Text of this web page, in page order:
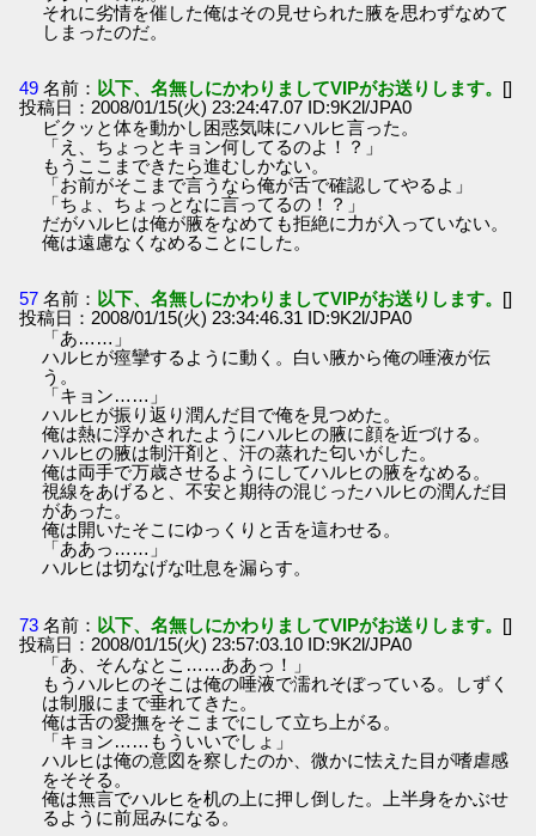
それに劣情を催した俺はその見せられた腋を思わずなめて
しまったのだ。
49 名前： 以下、名無しにかわりましてVIPがお送りします。 []
投稿日：2008/01/15(火) 23:24:47.07 ID:9K2l/JPA0
ビクッと体を動かし困惑気味にハルヒ言った。
「え、ちょっとキョン何してるのよ！？」
もうここまできたら進むしかない。
「お前がそこまで言うなら俺が舌で確認してやるよ」
「ちょ、ちょっとなに言ってるの！？」
だがハルヒは俺が腋をなめても拒絶に力が入っていない。
俺は遠慮なくなめることにした。
57 名前： 以下、名無しにかわりましてVIPがお送りします。 []
投稿日：2008/01/15(火) 23:34:46.31 ID:9K2l/JPA0
「あ……」
ハルヒが痙攣するように動く。白い腋から俺の唾液が伝
う。
「キョン……」
ハルヒが振り返り潤んだ目で俺を見つめた。
俺は熱に浮かされたようにハルヒの腋に顔を近づける。
ハルヒの腋は制汗剤と、汗の蒸れた匂いがした。
俺は両手で万歳させるようにしてハルヒの腋をなめる。
視線をあげると、不安と期待の混じったハルヒの潤んだ目
があった。
俺は開いたそこにゆっくりと舌を這わせる。
「ああっ……」
ハルヒは切なげな吐息を漏らす。
73 名前： 以下、名無しにかわりましてVIPがお送りします。 []
投稿日：2008/01/15(火) 23:57:03.10 ID:9K2l/JPA0
「あ、そんなとこ……ああっ！」
もうハルヒのそこは俺の唾液で濡れそぼっている。しずく
は制服にまで垂れてきた。
俺は舌の愛撫をそこまでにして立ち上がる。
「キョン……もういいでしょ」
ハルヒは俺の意図を察したのか、微かに怯えた目が嗜虐感
をそそる。
俺は無言でハルヒを机の上に押し倒した。上半身をかぶせ
るように前屈みになる。